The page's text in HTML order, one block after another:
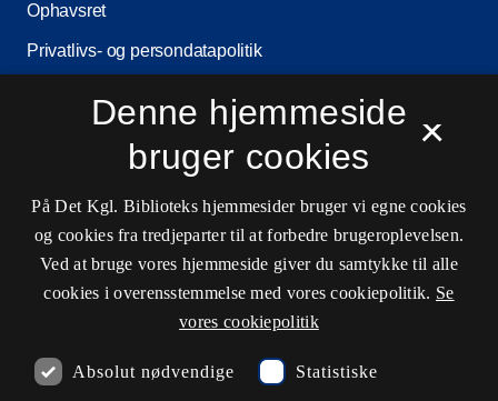
Ophavsret
Privatlivs- og persondatapolitik
Cookieindstillinger
Kontaktinformationer
Åbningstider
×
Denne hjemmeside
bruger cookies
På Det Kgl. Biblioteks hjemmesider bruger vi egne cookies
og cookies fra tredjeparter til at forbedre brugeroplevelsen.
Ved at bruge vores hjemmeside giver du samtykke til alle
cookies i overensstemmelse med vores cookiepolitik. Se
vores cookiepolitik
Absolut nødvendige Statistiske